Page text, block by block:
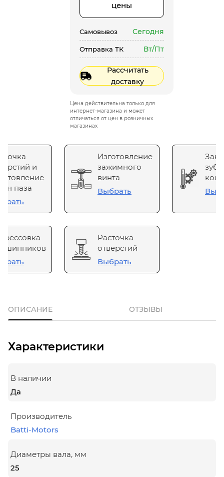
цены
Самовывоз Сегодня
Отправка ТК Вт/Пт
Рассчитать
доставку
Цена действительна только для
интернет-магазина и может
отличаться от цен в розничных
магазинах
и
паза
Изготовление
зажимного
винта
Выбрать
Расточка
отверстий
Выбрать
ОПИСАНИЕ ОТЗЫВЫ
Характеристики
В наличии
Да
Производитель
Batti-Motors
Диаметры вала, мм
25